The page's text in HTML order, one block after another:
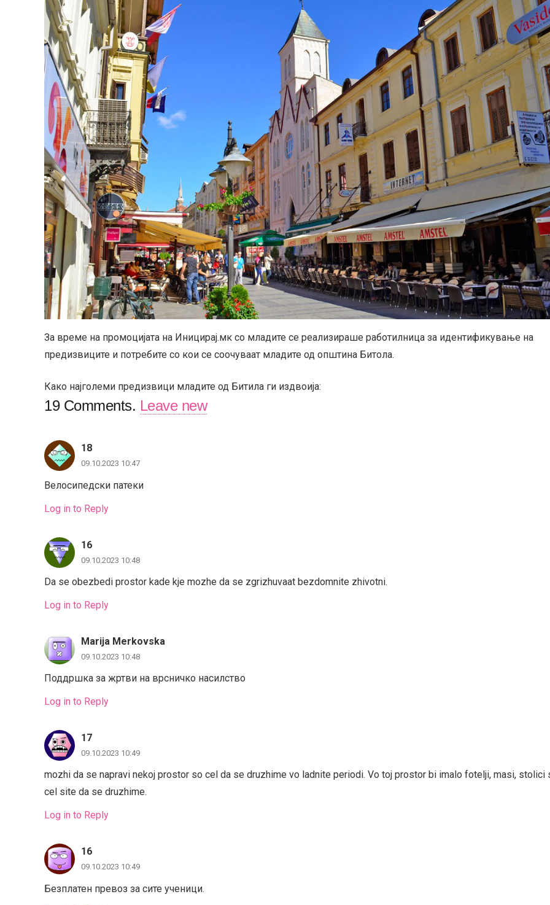
За време на промоцијата на Иницирај.мк со младите се реализираше работилница за идентификување на
предизвиците и потребите со кои се соочуваат младите од општина Битола.
Како најголеми предизвици младите од Битила ги издвоија:
19 Comments. Leave new
18
09.10.2023 10:47
Велосипедски патеки
Log in to Reply
16
09.10.2023 10:48
Da se obezbedi prostor kade kje mozhe da se zgrizhuvaat bezdomnite zhivotni.
Log in to Reply
Marija Merkovska
09.10.2023 10:48
Поддршка за жртви на врсничко насилство
Log in to Reply
17
09.10.2023 10:49
mozhi da se napravi nekoj prostor so cel da se druzhime vo ladnite periodi. Vo toj prostor bi imalo fotelji, masi, stolici
cel site da se druzhime.
Log in to Reply
16
09.10.2023 10:49
Безплатен превоз за сите ученици.